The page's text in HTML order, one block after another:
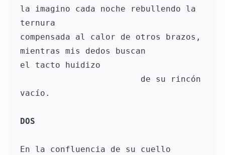
la imagino cada noche rebullendo la
ternura
compensada al calor de otros brazos,
mientras mis dedos buscan
el tacto huidizo
vacío.
DOS
En la confluencia de su cuello